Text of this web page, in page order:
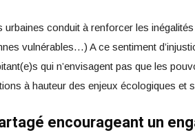
conduit à renforcer les
vulnérables…) A ce sentiment
qui n’envisagent pas que les
à hauteur des enjeux écologiques et
encourageant un